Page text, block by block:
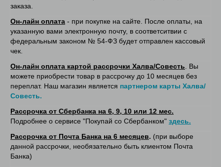
заказа.
Он-лайн оплата - при покупке на сайте. После оплаты, на
указанную вами электронную почту, в соответситвии с
федеральным законом № 54-ФЗ будет отправлен кассовый
чек.
Он-лайн оплата картой рассрочки Халва/Совесть. Вы
можете приобрести товар в рассрочку до 10 месяцев без
переплат. Наш магазин является партнером карты Халва/
Совесть.
Рассрочка от Сбербанка на 6, 9, 10 или 12 мес.
Подробнее о сервисе "Покупай со Сбербанком" здесь.
Рассрочка от Почта Банка на 6 месяцев. (при выборе
данной рассрочки, необязательно быть клиентом Почта
Банка)